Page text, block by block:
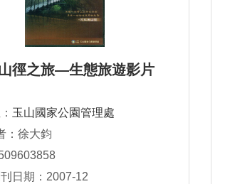
徑之旅—生態旅遊影片
玉山國家公園管理處
：徐大鈞
日期：2007-12